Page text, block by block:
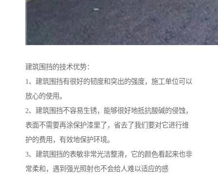
建筑围挡的技术优势：
1、建筑围挡有很好的韧度和突出的强度，施工单位可以
放心的使用。
2、建筑围挡不容易生锈，能够很好地抵抗酸碱的侵蚀，
表面不需要再涂保护漆里了，省去了我们要对它进行维
护的费用，有效地保护环境。
3、建筑围挡的表敏非常光洁整滑，它的颜色看起来也非
常柔和，遇到强光照射也不会给人难以适应的感